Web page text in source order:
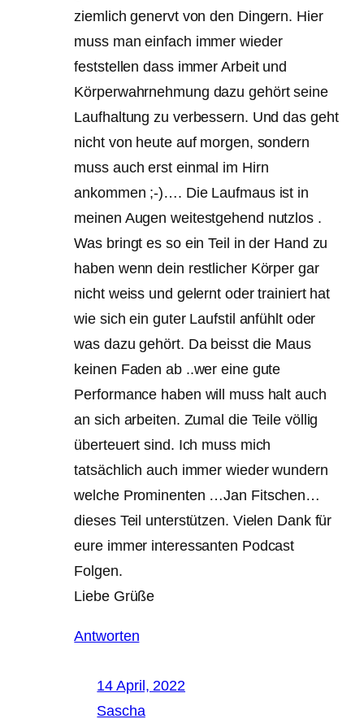
ziemlich genervt von den Dingern. Hier
muss man einfach immer wieder
feststellen dass immer Arbeit und
Körperwahrnehmung dazu gehört seine
Laufhaltung zu verbessern. Und das geht
nicht von heute auf morgen, sondern
muss auch erst einmal im Hirn
ankommen ;-)…. Die Laufmaus ist in
meinen Augen weitestgehend nutzlos .
Was bringt es so ein Teil in der Hand zu
haben wenn dein restlicher Körper gar
nicht weiss und gelernt oder trainiert hat
wie sich ein guter Laufstil anfühlt oder
was dazu gehört. Da beisst die Maus
keinen Faden ab ..wer eine gute
Performance haben will muss halt auch
an sich arbeiten. Zumal die Teile völlig
überteuert sind. Ich muss mich
tatsächlich auch immer wieder wundern
welche Prominenten …Jan Fitschen…
dieses Teil unterstützen. Vielen Dank für
eure immer interessanten Podcast
Folgen.
Liebe Grüße
Antworten
14 April, 2022
Sascha